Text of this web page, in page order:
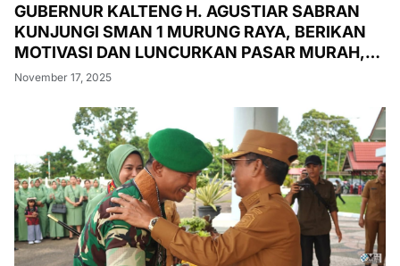
GUBERNUR KALTENG H. AGUSTIAR SABRAN
KUNJUNGI SMAN 1 MURUNG RAYA, BERIKAN
MOTIVASI DAN LUNCURKAN PASAR MURAH,
PENANAMAN POHON, DAN PEMERIKSAAN
November 17, 2025